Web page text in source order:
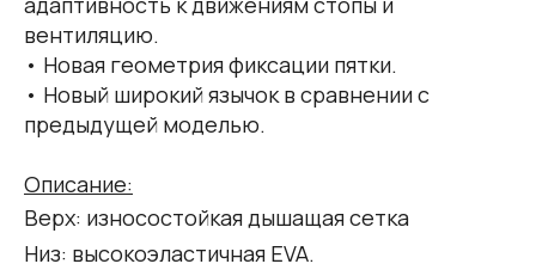
вентиляцию.
• Новая геометрия фиксации пятки.
• Новый широкий язычок в сравнении с
предыдущей моделью.
Описание:
Верх: износостойкая дышащая сетка
Низ: высокоэластичная EVA.